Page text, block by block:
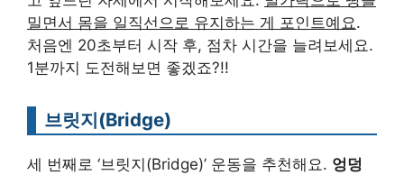
밀면서 몸을 일직선으로 유지하는 게 포인트예요.
처음엔 20초부터 시작 후, 점차 시간을 늘려보세요.
1분까지 도전해보면 좋겠죠?!!
브릿지(Bridge)
세 번째로 ‘브릿지(Bridge)’ 운동을 추천해요. 엉덩